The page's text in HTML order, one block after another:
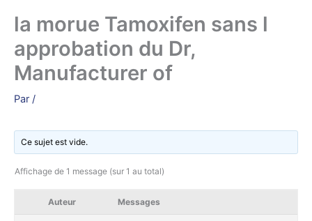
la morue Tamoxifen sans l
approbation du Dr,
Manufacturer of
Par /
Ce sujet est vide.
Affichage de 1 message (sur 1 au total)
Auteur Messages